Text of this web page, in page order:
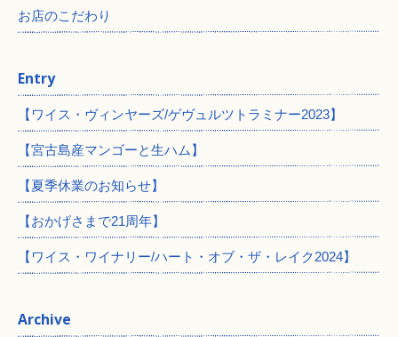
お店のこだわり
Entry
【ワイス・ヴィンヤーズ/ゲヴュルツトラミナー2023】
【宮古島産マンゴーと生ハム】
【夏季休業のお知らせ】
【おかげさまで21周年】
【ワイス・ワイナリー/ハート・オブ・ザ・レイク2024】
Archive